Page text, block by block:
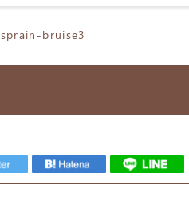
sprain-bruise3